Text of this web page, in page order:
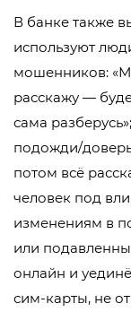
В банке также
используют
мошенников:
расскажу —
сама
подожди/
потом всё
человек под
изменениям в
или
онлайн и
сим-карты, не